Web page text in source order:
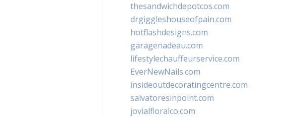
thesandwichdepotcos.com
drgiggleshouseofpain.com
hotflashdesigns.com
garagenadeau.com
lifestylechauffeurservice.com
EverNewNails.com
insideoutdecoratingcentre.com
salvatoresinpoint.com
jovialfloralco.com